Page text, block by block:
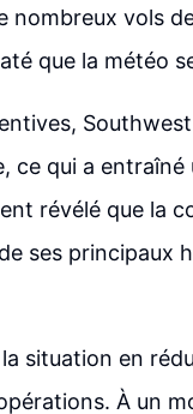
nombreux vols
que la météo
ce qui a entraîné
révélé que la
ses principaux
situation en
À un